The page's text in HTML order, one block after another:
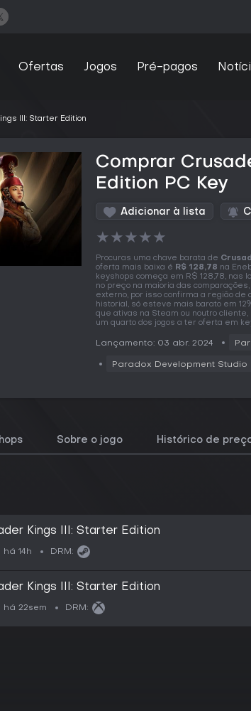
Ofertas Jogos Pré-pagos
III: Starter Edition
Comprar
Edition PC Key
Adicionar à lista
★★★★★
Procuras uma chave barata de
oferta mais baixa é R$ 128,78 na
keyshops começa em R$ 128,78, nas
no preço na maioria das
externo, por isso confirma a região
historial, só esteve mais barato em
que ativas na Steam ou noutro
um quarto dos jogos a ter oferta em
Lançamento: 03 abr. 2024
Paradox Development Studio
Sobre o jogo Histórico de
Kings III: Starter Edition
há 14h DRM:
Kings III: Starter Edition
há 22sem DRM: